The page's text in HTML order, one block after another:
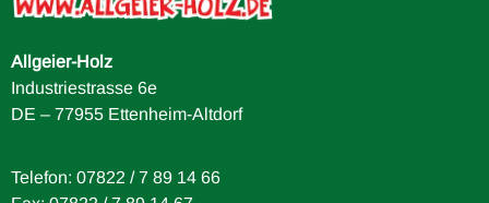
Allgeier-Holz
Industriestrasse 6e
DE – 77955 Ettenheim-Altdorf
Telefon: 07822 / 7 89 14 66